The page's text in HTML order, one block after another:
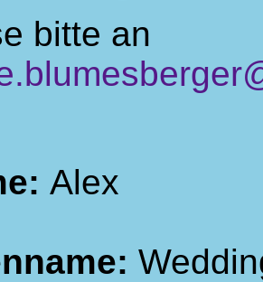
bitte an
Alex